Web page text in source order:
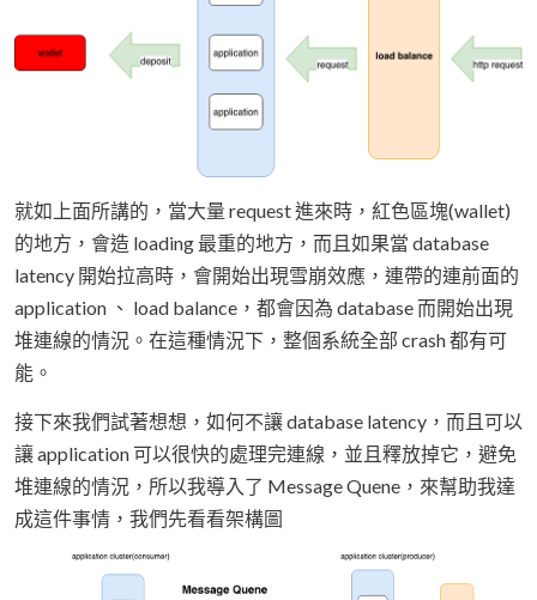
就如上面所講的，當大量 request 進來時，紅色區塊(wallet)
的地方，會造 loading 最重的地方，而且如果當 database
latency 開始拉高時，會開始出現雪崩效應，連帶的連前面的
application 、 load balance，都會因為 database 而開始出現
堆連線的情況。在這種情況下，整個系統全部 crash 都有可
能。
接下來我們試著想想，如何不讓 database latency，而且可以
讓 application 可以很快的處理完連線，並且釋放掉它，避免
堆連線的情況，所以我導入了 Message Quene，來幫助我達
成這件事情，我們先看看架構圖